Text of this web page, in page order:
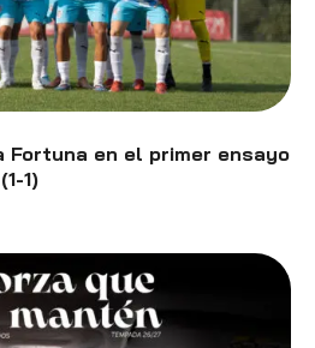
en el primer ensayo
1)